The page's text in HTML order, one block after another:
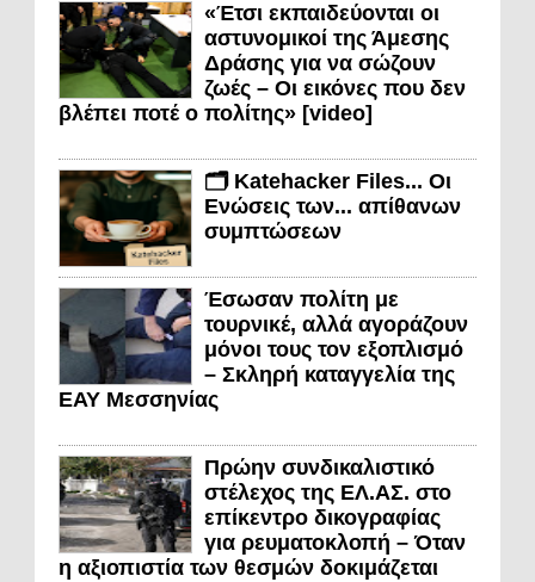
«Έτσι εκπαιδεύονται οι
αστυνομικοί της Άμεσης
Δράσης για να σώζουν
ζωές – Οι εικόνες που δεν
βλέπει ποτέ ο πολίτης» [video]
🗂️ Katehacker Files... Οι
Ενώσεις των... απίθανων
συμπτώσεων
Έσωσαν πολίτη με
τουρνικέ, αλλά αγοράζουν
μόνοι τους τον εξοπλισμό
– Σκληρή καταγγελία της
ΕΑΥ Μεσσηνίας
Πρώην συνδικαλιστικό
στέλεχος της ΕΛ.ΑΣ. στο
επίκεντρο δικογραφίας
για ρευματοκλοπή – Όταν
η αξιοπιστία των θεσμών δοκιμάζεται